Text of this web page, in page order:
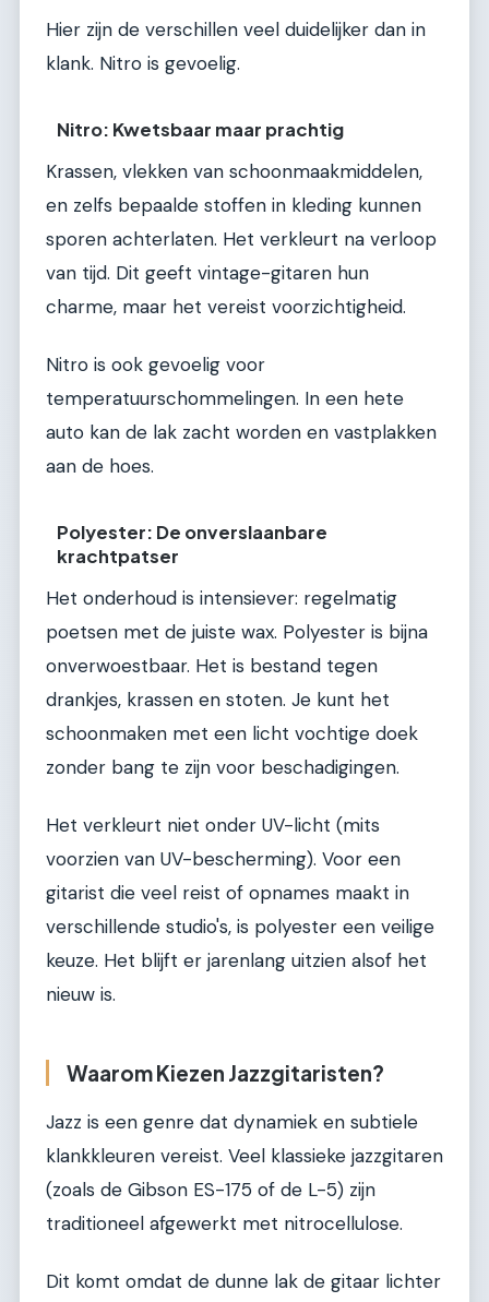
Hier zijn de verschillen veel duidelijker dan in
klank. Nitro is gevoelig.
Nitro: Kwetsbaar maar prachtig
Krassen, vlekken van schoonmaakmiddelen,
en zelfs bepaalde stoffen in kleding kunnen
sporen achterlaten. Het verkleurt na verloop
van tijd. Dit geeft vintage-gitaren hun
charme, maar het vereist voorzichtigheid.
Nitro is ook gevoelig voor
temperatuurschommelingen. In een hete
auto kan de lak zacht worden en vastplakken
aan de hoes.
Polyester: De onverslaanbare
krachtpatser
Het onderhoud is intensiever: regelmatig
poetsen met de juiste wax. Polyester is bijna
onverwoestbaar. Het is bestand tegen
drankjes, krassen en stoten. Je kunt het
schoonmaken met een licht vochtige doek
zonder bang te zijn voor beschadigingen.
Het verkleurt niet onder UV-licht (mits
voorzien van UV-bescherming). Voor een
gitarist die veel reist of opnames maakt in
verschillende studio's, is polyester een veilige
keuze. Het blijft er jarenlang uitzien alsof het
nieuw is.
Waarom Kiezen Jazzgitaristen?
Jazz is een genre dat dynamiek en subtiele
klankkleuren vereist. Veel klassieke jazzgitaren
(zoals de Gibson ES-175 of de L-5) zijn
traditioneel afgewerkt met nitrocellulose.
Dit komt omdat de dunne lak de gitaar lichter